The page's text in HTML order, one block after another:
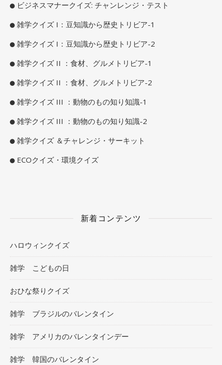
ビジネスマナークイズ: チャンレンジ・テスト
雑学クイズ I：豆知識から歴史トリビア-1
雑学クイズ I：豆知識から歴史トリビア-2
雑学クイズ II ：食材、グルメトリビア-1
雑学クイズ II ：食材、グルメトリビア-2
雑学クイズ III ：動物のもの知り知識-1
雑学クイズ III ：動物のもの知り知識-2
雑学クイズ ＆チャレンジ・サーキット
ECOクイズ・環境クイズ
新着コンテンツ
ハロウィンクイズ
雑学 こどもの日
おひな祭りクイズ
雑学 ブラジルのバレンタイン
雑学 アメリカのバレンタインデー
雑学 韓国のバレンタイン